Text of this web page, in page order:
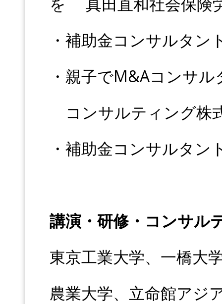
・補助金コンサルタン
・親子でM&Aコンサ
コンサルティング株
・補助金コンサルタン
講演・研修・コンサル
東京工業大学、一橋大
農業大学、立命館アジ